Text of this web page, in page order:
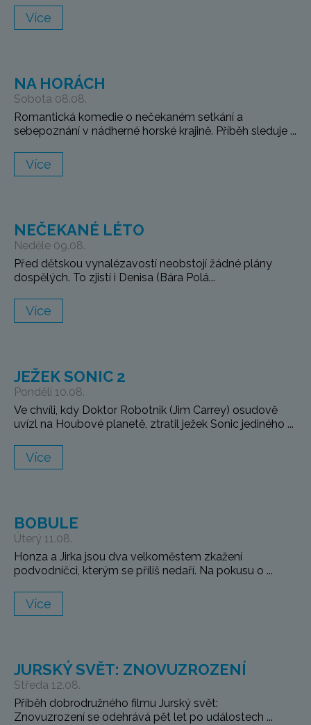
Více
NA HORÁCH
Sobota 08.08.
Romantická komedie o nečekaném setkání a
sebepoznání v nádherné horské krajině. Příběh sleduje ...
Více
NEČEKANÉ LÉTO
Neděle 09.08.
Před dětskou vynalézavostí neobstojí žádné plány
dospělých. To zjistí i Denisa (Bára Polá...
Více
JEŽEK SONIC 2
Pondělí 10.08.
Ve chvíli, kdy Doktor Robotnik (Jim Carrey) osudově
uvízl na Houbové planetě, ztratil ježek Sonic jediného ...
Více
BOBULE
Úterý 11.08.
Honza a Jirka jsou dva velkoměstem zkažení
podvodníčci, kterým se příliš nedaří. Na pokusu o ...
Více
JURSKÝ SVĚT: ZNOVUZROZENÍ
Středa 12.08.
Příběh dobrodružného filmu Jurský svět:
Znovuzrození se odehrává pět let po událostech ...